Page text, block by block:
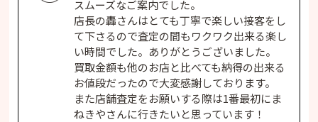
スムーズなご案内でした。
店長の轟さんはとても丁寧で楽しい接客をし
て下さるので査定の間もワクワク出来る楽し
い時間でした。ありがとうございました。
買取金額も他のお店と比べても納得の出来る
お値段だったので大変感謝しております。
また店舗査定をお願いする際は1番最初にま
ねきやさんに行きたいと思っています！